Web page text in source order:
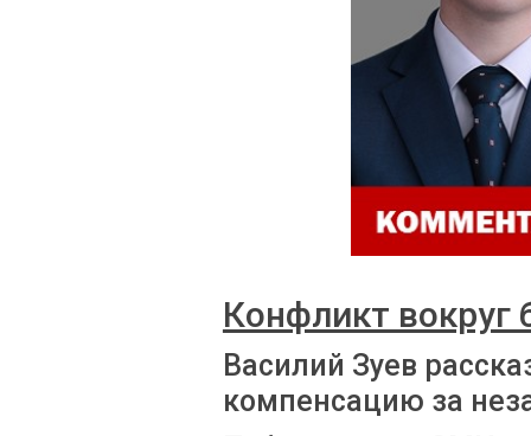
Конфликт
Василий Зуев
компенсацию за